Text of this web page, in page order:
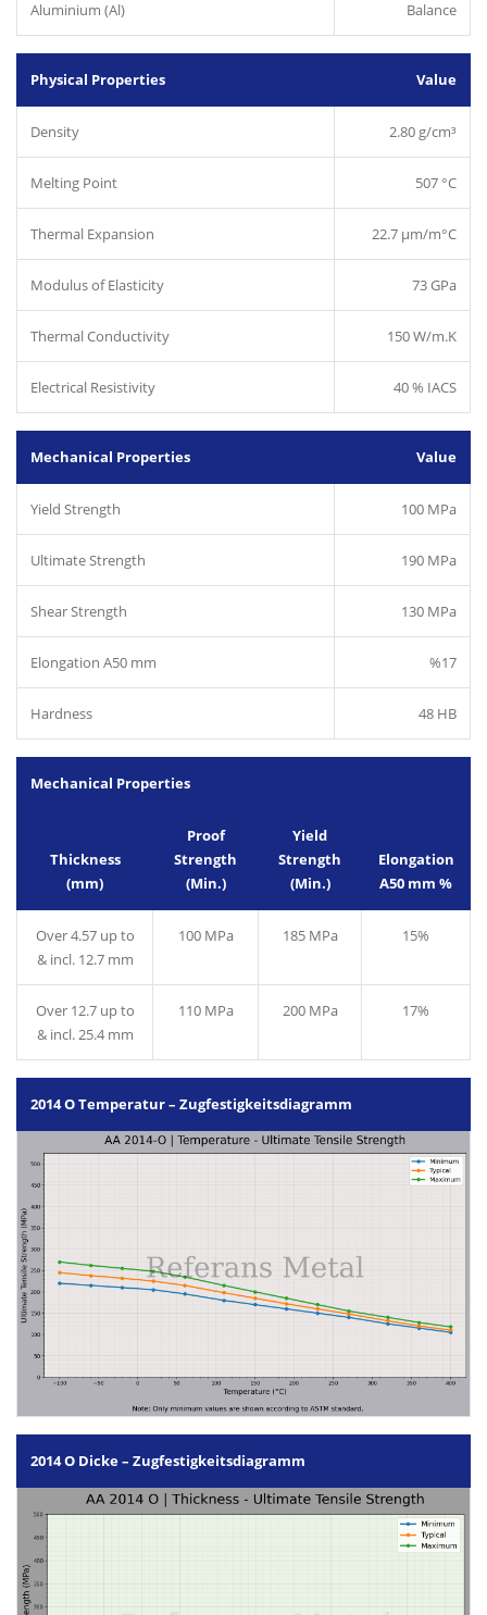
Aluminium (Al) Balance
Physical Properties Value
Density 2.80 g/cm³
Melting Point 507 °C
Thermal Expansion 22.7 µm/m°C
Modulus of Elasticity 73 GPa
Thermal Conductivity 150 W/m.K
Electrical Resistivity 40 % IACS
Mechanical Properties Value
Yield Strength 100 MPa
Ultimate Strength 190 MPa
Shear Strength 130 MPa
Elongation A50 mm %17
Hardness 48 HB
Mechanical Properties
Thickness
(mm)
Proof
Strength
(Min.)
Yield
Strength
(Min.)
Elongation
A50 mm %
Over 4.57 up to
& incl. 12.7 mm
100 MPa 185 MPa 15%
Over 12.7 up to
& incl. 25.4 mm
110 MPa 200 MPa 17%
2014 O Temperatur – Zugfestigkeitsdiagramm
2014 O Dicke – Zugfestigkeitsdiagramm